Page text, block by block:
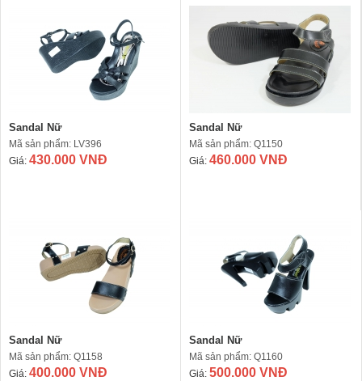
Sandal Nữ
Mã sản phẩm: LV396
Giá: 430.000 VNĐ
Sandal Nữ
Mã sản phẩm: Q1150
Giá: 460.000 VNĐ
Sandal Nữ
Mã sản phẩm: Q1158
Giá: 400.000 VNĐ
Sandal Nữ
Mã sản phẩm: Q1160
Giá: 500.000 VNĐ